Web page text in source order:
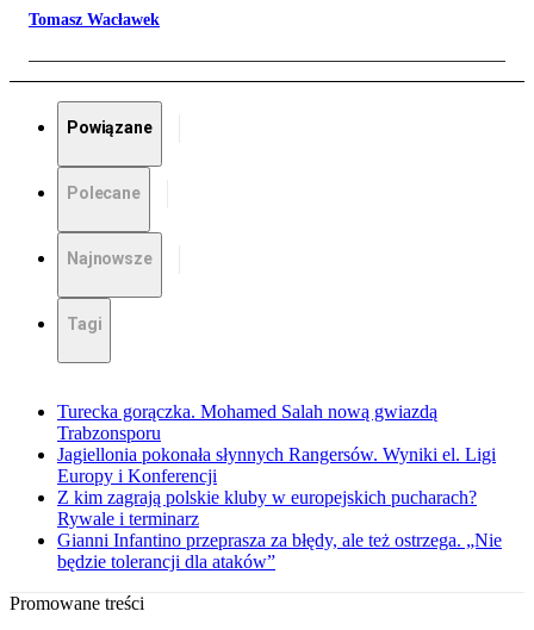
Tomasz Wacławek
Powiązane
Polecane
Najnowsze
Tagi
Turecka gorączka. Mohamed Salah nową gwiazdą
Trabzonsporu
Jagiellonia pokonała słynnych Rangersów. Wyniki el. Ligi
Europy i Konferencji
Z kim zagrają polskie kluby w europejskich pucharach?
Rywale i terminarz
Gianni Infantino przeprasza za błędy, ale też ostrzega. „Nie
będzie tolerancji dla ataków”
Promowane treści